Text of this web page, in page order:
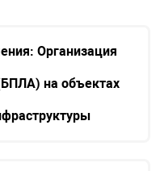
Организация
на объектах